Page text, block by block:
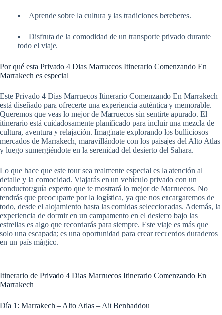
Aprende sobre la cultura y las tradiciones bereberes.
Disfruta de la comodidad de un transporte privado durante
todo el viaje.
Por qué esta Privado 4 Dias Marruecos Itinerario Comenzando En
Marrakech es especial
Este Privado 4 Dias Marruecos Itinerario Comenzando En Marrakech
está diseñado para ofrecerte una experiencia auténtica y memorable.
Queremos que veas lo mejor de Marruecos sin sentirte apurado. El
itinerario está cuidadosamente planificado para incluir una mezcla de
cultura, aventura y relajación. Imagínate explorando los bulliciosos
mercados de Marrakech, maravillándote con los paisajes del Alto Atlas
y luego sumergiéndote en la serenidad del desierto del Sahara.
Lo que hace que este tour sea realmente especial es la atención al
detalle y la comodidad. Viajarás en un vehículo privado con un
conductor/guía experto que te mostrará lo mejor de Marruecos. No
tendrás que preocuparte por la logística, ya que nos encargaremos de
todo, desde el alojamiento hasta las comidas seleccionadas. Además, la
experiencia de dormir en un campamento en el desierto bajo las
estrellas es algo que recordarás para siempre. Este viaje es más que
solo una escapada; es una oportunidad para crear recuerdos duraderos
en un país mágico.
Itinerario de Privado 4 Dias Marruecos Itinerario Comenzando En
Marrakech
Día 1: Marrakech – Alto Atlas – Ait Benhaddou